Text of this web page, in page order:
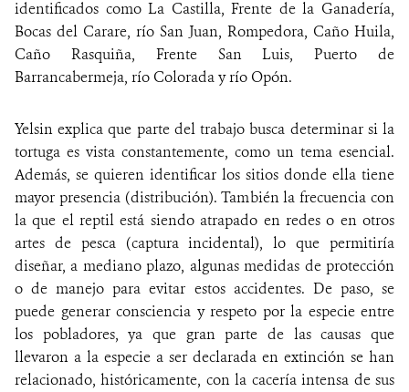
identificados como La Castilla, Frente de la Ganadería,
Bocas del Carare, río San Juan, Rompedora, Caño Huila,
Caño Rasquiña, Frente San Luis, Puerto de
Barrancabermeja, río Colorada y río Opón.
Yelsin explica que parte del trabajo busca determinar si la
tortuga es vista constantemente, como un tema esencial.
Además, se quieren identificar los sitios donde ella tiene
mayor presencia (distribución). También la frecuencia con
la que el reptil está siendo atrapado en redes o en otros
artes de pesca (captura incidental), lo que permitiría
diseñar, a mediano plazo, algunas medidas de protección
o de manejo para evitar estos accidentes. De paso, se
puede generar consciencia y respeto por la especie entre
los pobladores, ya que gran parte de las causas que
llevaron a la especie a ser declarada en extinción se han
relacionado, históricamente, con la cacería intensa de sus